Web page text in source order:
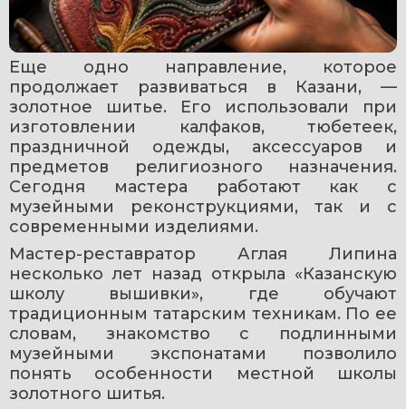
Еще одно направление, которое
продолжает развиваться в Казани, —
золотное шитье. Его использовали при
изготовлении калфаков, тюбетеек,
праздничной одежды, аксессуаров и
предметов религиозного назначения.
Сегодня мастера работают как с
музейными реконструкциями, так и с
современными изделиями.
Мастер-реставратор Аглая Липина
несколько лет назад открыла «Казанскую
школу вышивки», где обучают
традиционным татарским техникам. По ее
словам, знакомство с подлинными
музейными экспонатами позволило
понять особенности местной школы
золотного шитья.